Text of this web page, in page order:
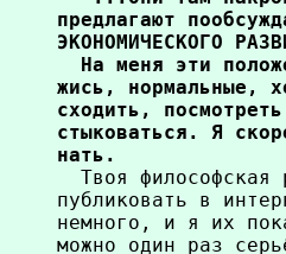
предлагают
ЭКОНОМИЧЕСКОГО
На меня эти
жись, нормальные,
сходить,
стыковаться. Я
нать.
Твоя философская
публиковать в
немного, и я их
можно один раз